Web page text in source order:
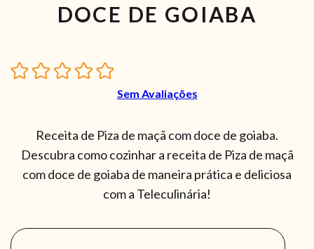
DOCE DE GOIABA
Sem Avaliações
Receita de Piza de maçã com doce de goiaba.
Descubra como cozinhar a receita de Piza de maçã
com doce de goiaba de maneira prática e deliciosa
com a Teleculinária!